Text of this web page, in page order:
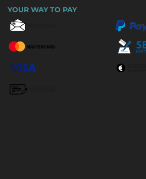
YOUR WAY TO PAY